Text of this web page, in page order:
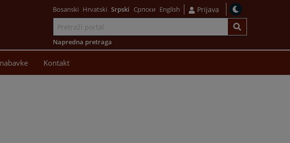
Bosanski Hrvatski Srpski Српски English Prijava
Napredna pretraga
Kontakt